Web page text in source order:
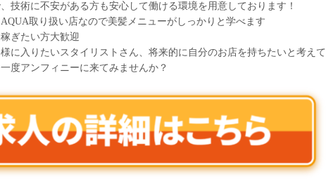
技術に不安がある方も安心して働ける環境を用意しております！
取り扱い店なので美髪メニューがしっかりと学べます
ぎたい方大歓迎
に入りたいスタイリストさん、将来的に自分のお店を持ちたいと考えて
度アンフィニーに来てみませんか？